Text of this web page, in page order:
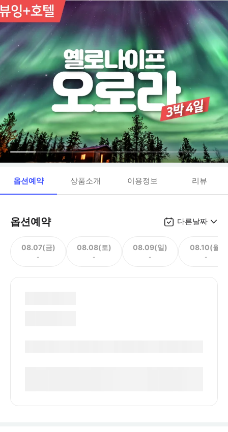
옵션예약 상품소개 이용정보 리뷰
옵션예약 다른날짜
08.07(금)
-
08.08(토)
-
08.09(일)
-
08.10(월)
-